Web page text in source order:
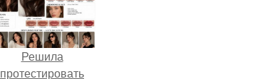
Решила
протестировать